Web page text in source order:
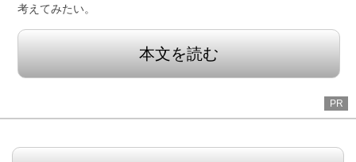
考えてみたい。
本文を読む
PR